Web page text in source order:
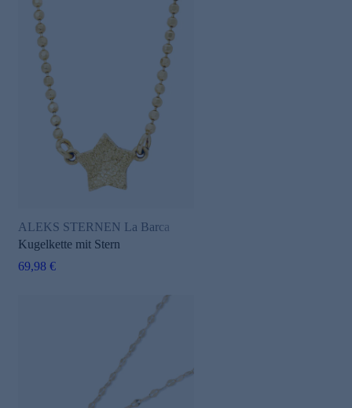
ALEKS STERNEN La Barca
Kugelkette mit Stern
69,98 €